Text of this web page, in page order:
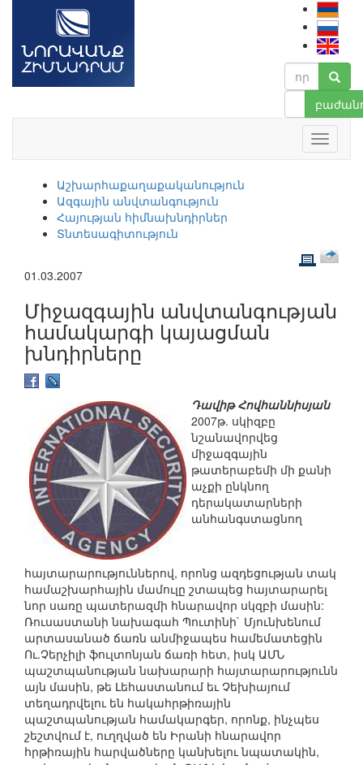
Աշխարհաքաղաքականություն
Ազգային անվտանգություն
Հայության հիմնախնդիրներ
Տնտեսագիտություն
01.03.2007
Միջազգային անվտանգության
համակարգի կայացման
խնդիրները
Դավիթ Հովհաննիսյան
2007թ. սկիզբը
նշանավորվեց
միջազգային
թատերաբեմի մի քանի
աչքի ընկնող
դերակատարների
անհանգստացնող
հայտարարություններով, որոնց ազդեցության տակ
համաշխարհային մամուլը շտապեց հայտարարել
նոր սառը պատերազմի հնարավոր սկզբի մասին:
Ռուսաստանի նախագահ Պուտինի` Մյունխենում
արտասանած ճառն անմիջապես համեմատեցին
Ու.Չերչիլի ֆուլտոնյան ճառի հետ, իսկ ԱՄՆ
պաշտպանության նախարարի հայտարարությունն
այն մասին, թե Լեհաստանում եւ Չեխիայում
տեղադրվելու են հակահրթիռային
պաշտպանության համակարգեր, որոնք, ինչպես
շեշտվում է, ուղղված են Իրանի հնարավոր
հրթիռային հարվածները կանխելու նպատակին,